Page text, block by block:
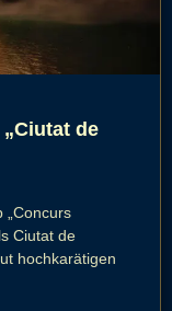
de
„Concurs
Ciutat de
hochkarätigen